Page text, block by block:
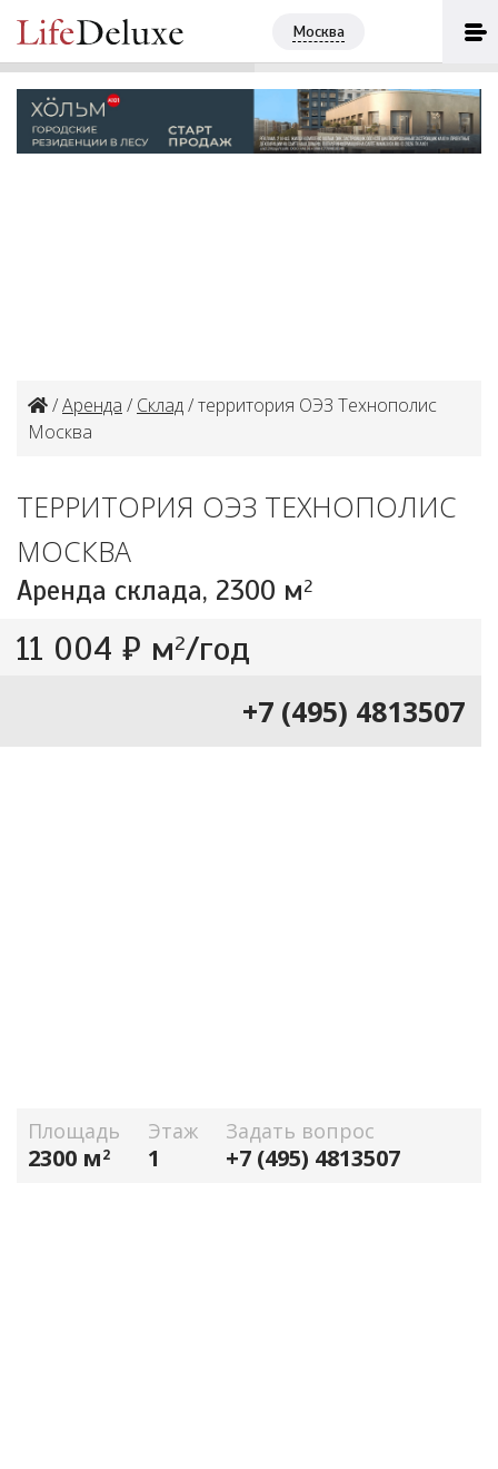
Москва
/Аренда / Склад/ территория ОЭЗ Технополис
Москва
ТЕРРИТОРИЯ ОЭЗ ТЕХНОПОЛИС
МОСКВА
Аренда склада, 2300 м2
11 004 ₽ м2/год
+7 (495) 4813507
Площадь
2300 м2
Этаж
1
Задать вопрос
+7 (495) 4813507
Москва
+7 (495) 4813507
ПОЗВОНИТЬ